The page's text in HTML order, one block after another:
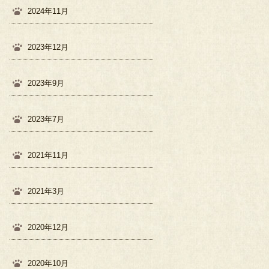
2024年11月
2023年12月
2023年9月
2023年7月
2021年11月
2021年3月
2020年12月
2020年10月